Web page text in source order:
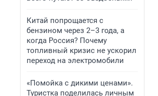
Китай попрощается с
бензином через 2–3 года, а
когда Россия? Почему
топливный кризис не ускорил
переход на электромобили
«Помойка с дикими ценами».
Туристка поделилась личным